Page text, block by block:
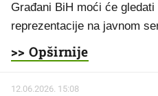
Građani BiH moći će
reprezentacije na javnom
>> Opširnije
12.06.2026. 15:08